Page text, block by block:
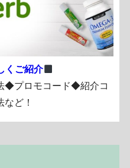
くご紹介
プロモコード◆紹介コ
ど！